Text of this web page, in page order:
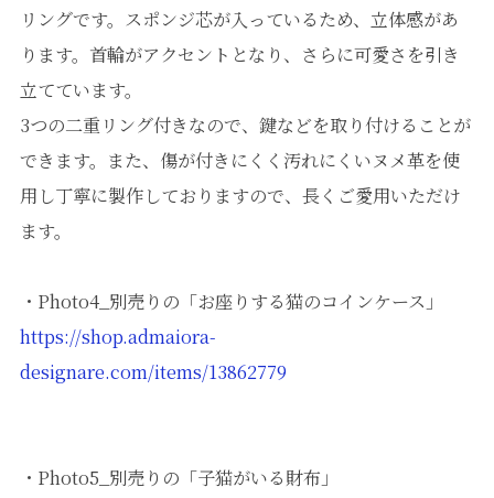
リングです。スポンジ芯が入っているため、立体感があ
ります。首輪がアクセントとなり、さらに可愛さを引き
立てています。
3つの二重リング付きなので、鍵などを取り付けることが
できます。また、傷が付きにくく汚れにくいヌメ革を使
用し丁寧に製作しておりますので、長くご愛用いただけ
ます。
・Photo4_別売りの「お座りする猫のコインケース」
https://shop.admaiora-
designare.com/items/13862779
・Photo5_別売りの「子猫がいる財布」